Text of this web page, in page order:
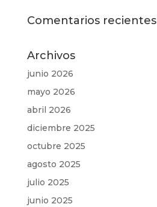
Comentarios recientes
Archivos
junio 2026
mayo 2026
abril 2026
diciembre 2025
octubre 2025
agosto 2025
julio 2025
junio 2025